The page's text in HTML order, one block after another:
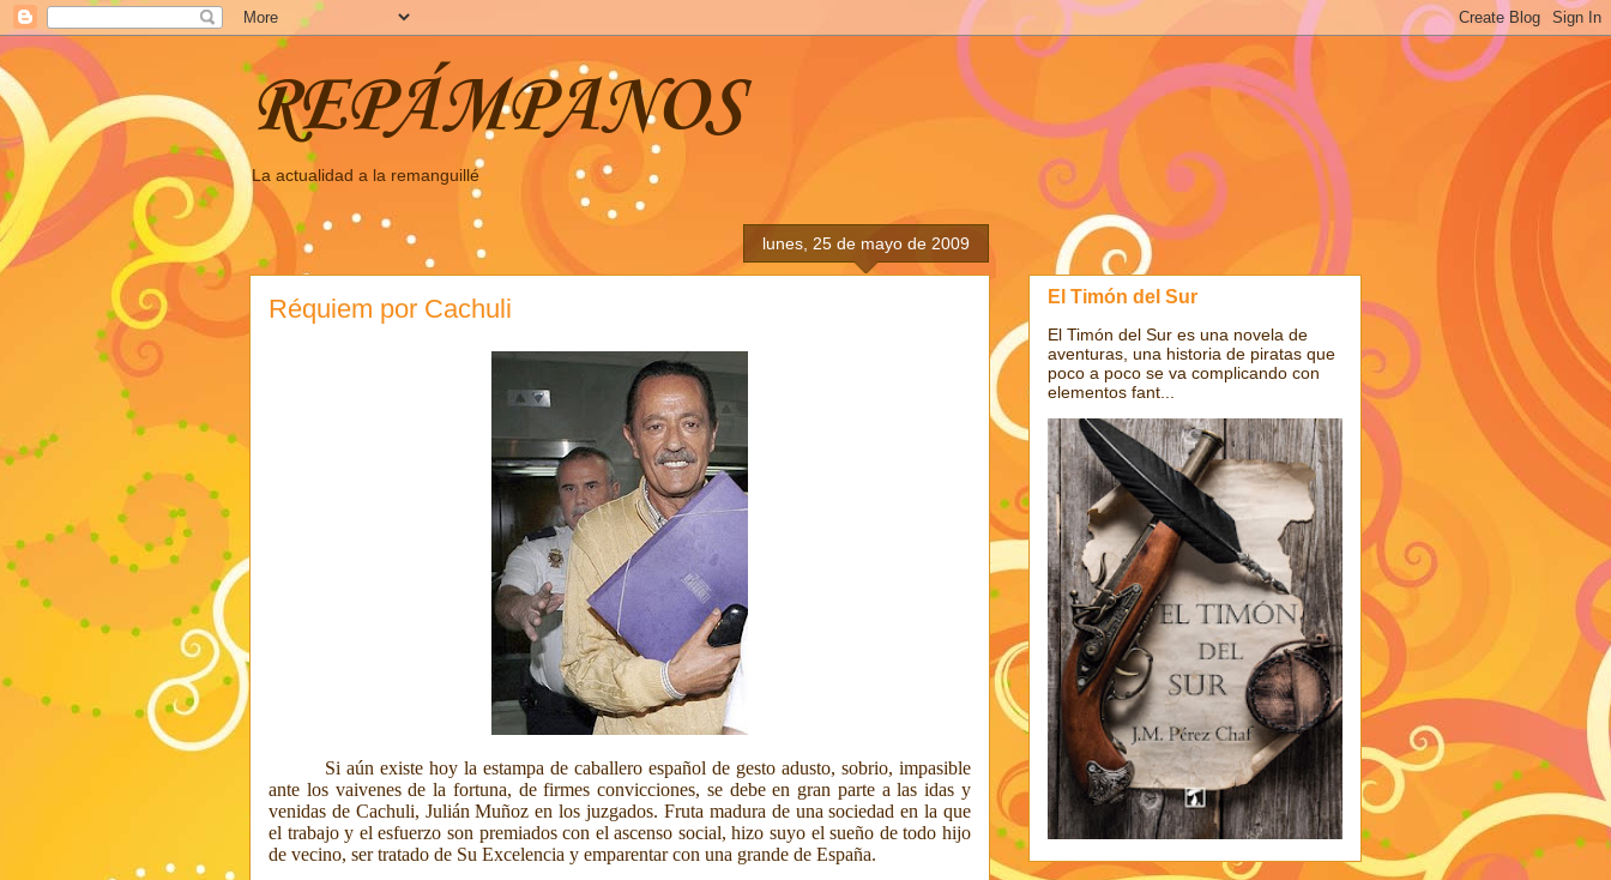
REPÁMPANOS
La actualidad a la remanguillé
lunes, 25 de mayo de 2009
Réquiem por Cachuli
Si aún existe hoy la estampa de caballero español de gesto adusto, sobrio, impasible
ante los vaivenes de la fortuna, de firmes convicciones, se debe en gran parte a las idas y
venidas de Cachuli, Julián Muñoz en los juzgados. Fruta madura de una sociedad en la que
el trabajo y el esfuerzo son premiados con el ascenso social, hizo suyo el sueño de todo hijo
de vecino, ser tratado de Su Excelencia y emparentar con una grande de España.
El Timón del Sur
El Timón del Sur es una novela de
aventuras, una historia de piratas que
poco a poco se va complicando con
elementos fant...